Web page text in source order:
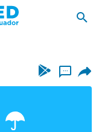
...